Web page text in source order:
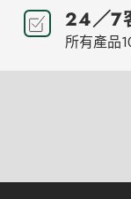
24／7
所有產品